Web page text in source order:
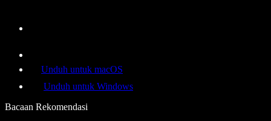
Unduh untuk macOS
Unduh untuk Windows
Bacaan Rekomendasi